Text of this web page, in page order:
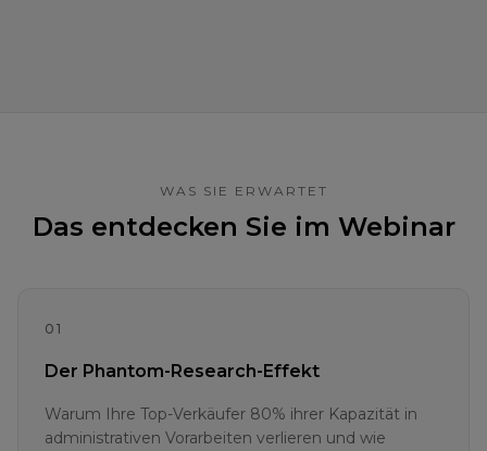
WAS SIE ERWARTET
Das entdecken Sie im Webinar
01
Der Phantom-Research-Effekt
Warum Ihre Top-Verkäufer 80% ihrer Kapazität in
administrativen Vorarbeiten verlieren und wie